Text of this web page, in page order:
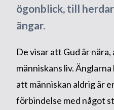
ögonblick, till
ängar.
De visar att Gud är
människans liv.
att människan aldrig är
förbindelse med något